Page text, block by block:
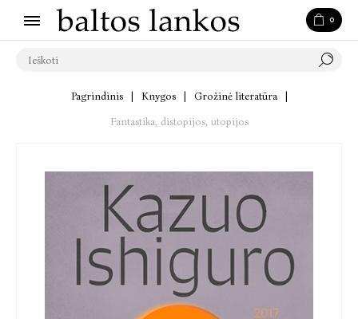
0
Pagrindinis Knygos Grožinė literatūra
Fantastika, distopijos, utopijos